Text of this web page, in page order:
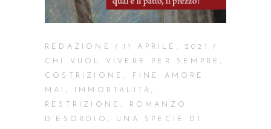
REDAZIONE
11 APRILE, 2021
CHI VUOL VIVERE PER SEMPRE,
COSTRIZIONE,
FINE AMORE
MAI , IMMORTALITÀ,
RESTRIZIONE,
ROMANZO
D'ESORDIO , UNA SPECIE DI